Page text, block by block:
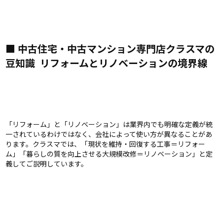
■ 中古住宅・中古マンション専門店クラスマの
豆知識 ―― リフォームとリノベーションの境界線
「リフォーム」と「リノベーション」は業界内でも明確な定義が統
一されているわけではなく、会社によって使い方が異なることがあ
ります。クラスマでは、「現状を維持・回復する工事＝リフォー
ム」「暮らしの質を向上させる大規模改修＝リノベーション」と定
義してご説明しています。